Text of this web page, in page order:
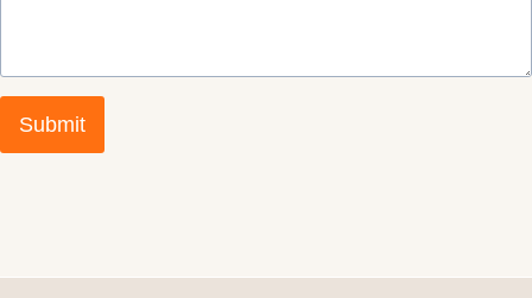
Submit